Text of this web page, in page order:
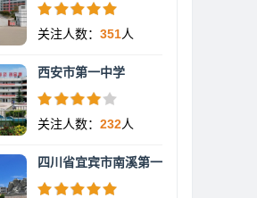
关注人数： 351人
西安市第一中学
关注人数： 232人
四川省宜宾市南溪第一